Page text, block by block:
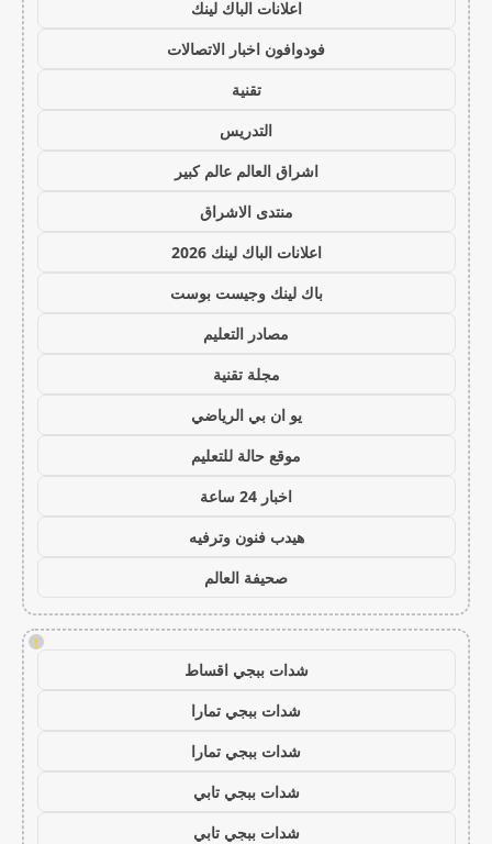
اعلانات الباك لينك
فودوافون اخبار الاتصالات
تقنية
التدريس
اشراق العالم عالم كبير
منتدى الاشراق
اعلانات الباك لينك 2026
باك لينك وجيست بوست
مصادر التعليم
مجلة تقنية
يو ان بي الرياضي
موقع حالة للتعليم
اخبار 24 ساعة
هيدب فنون وترفيه
صحيفة العالم
!
شدات ببجي اقساط
شدات ببجي تمارا
شدات ببجي تمارا
شدات ببجي تابي
شدات ببجي تابي